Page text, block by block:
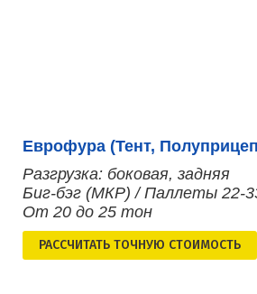
Еврофура (Тент,
Разгрузка: боковая, задняя
Биг-бэг (МКР) / Паллеты 22-
От 20 до 25 тон
РАСCЧИТАТЬ ТОЧНУЮ СТОИМОСТЬ